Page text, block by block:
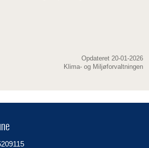
Opdateret 20-01-2026
Klima- og Miljøforvaltningen